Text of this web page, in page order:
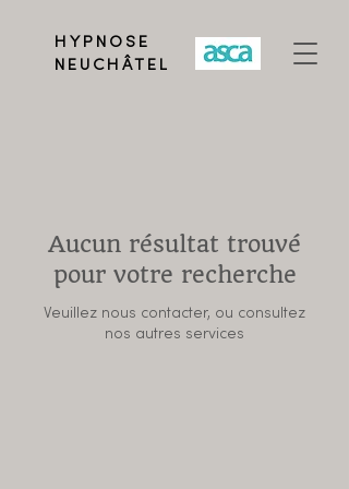
HYPNOSE
NEUCHÂTEL
Aucun résultat trouvé
pour votre recherche
Veuillez nous contacter, ou consultez
nos autres services